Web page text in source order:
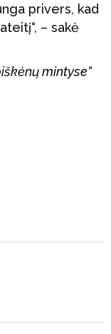
privers, kad
– sakė
mintyse“